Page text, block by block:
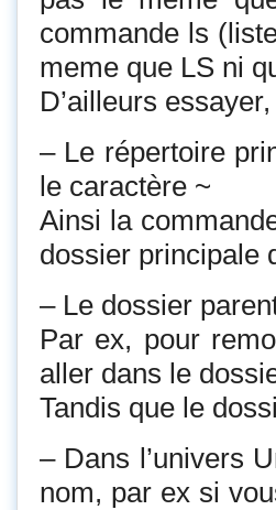
commande ls
meme que LS ni
D’ailleurs
– Le répertoire
le caractère ~
Ainsi la
dossier principale
– Le dossier
Par ex, pour
aller dans le
Tandis que le
– Dans l’univers
nom, par ex si